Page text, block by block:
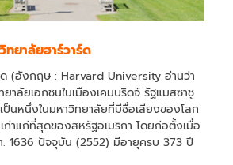
ยาลัยฮาร์วาร์ด
ด (อังกฤษ : Harvard University อ่านว่า
ยาลัยเอกชนในเมืองเคมบริดจ์ รัฐแมสซาชู
ป็นหนึ่งในมหาวิทยาลัยที่มีชื่อเสียงของโลก
ก่าแก่ที่สุดของสหรัฐอเมริกา โดยก่อตั้งเมื่อ
1636 ปัจจุบัน (2552) มีอายุครบ 373 ปี